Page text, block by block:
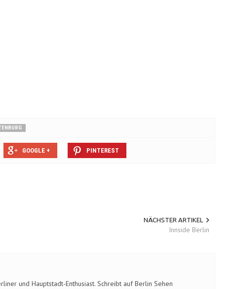
GOOGLE + PINTEREST
NÄCHSTER ARTIKEL
Innside Berlin
und Hauptstadt-Enthusiast. Schreibt auf Berlin Sehen